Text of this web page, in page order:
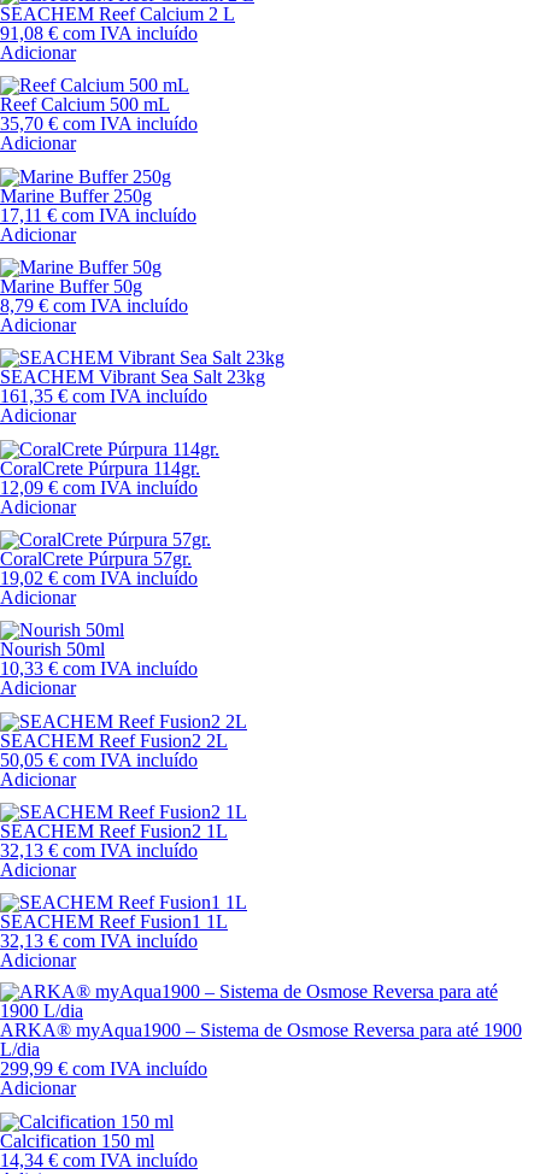
SEACHEM Reef Calcium 2 L
91,08 € com IVA incluído
Adicionar
Reef Calcium 500 mL
35,70 € com IVA incluído
Adicionar
Marine Buffer 250g
17,11 € com IVA incluído
Adicionar
Marine Buffer 50g
8,79 € com IVA incluído
Adicionar
SEACHEM Vibrant Sea Salt 23kg
161,35 € com IVA incluído
Adicionar
CoralCrete Púrpura 114gr.
12,09 € com IVA incluído
Adicionar
CoralCrete Púrpura 57gr.
19,02 € com IVA incluído
Adicionar
Nourish 50ml
10,33 € com IVA incluído
Adicionar
SEACHEM Reef Fusion2 2L
50,05 € com IVA incluído
Adicionar
SEACHEM Reef Fusion2 1L
32,13 € com IVA incluído
Adicionar
SEACHEM Reef Fusion1 1L
32,13 € com IVA incluído
Adicionar
ARKA® myAqua1900 – Sistema de Osmose Reversa para até 1900
L/dia
299,99 € com IVA incluído
Adicionar
Calcification 150 ml
14,34 € com IVA incluído